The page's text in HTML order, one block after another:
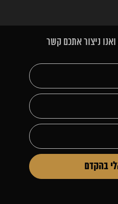
ניצור אתכם קשר